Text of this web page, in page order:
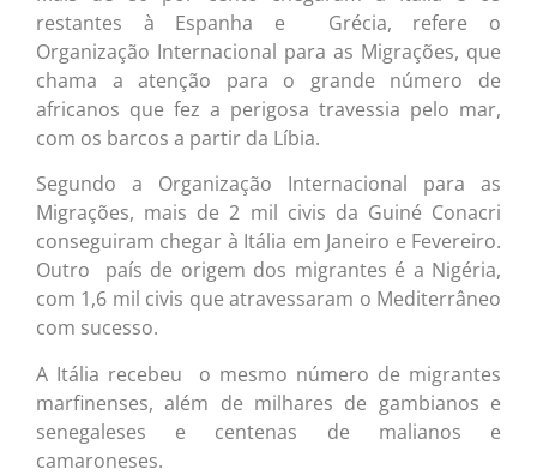
restantes à Espanha e Grécia, refere o
Organização Internacional para as Migrações, que
chama a atenção para o grande número de
africanos que fez a perigosa travessia pelo mar,
com os barcos a partir da Líbia.
Segundo a Organização Internacional para as
Migrações, mais de 2 mil civis da Guiné Conacri
conseguiram chegar à Itália em Janeiro e Fevereiro.
Outro país de origem dos migrantes é a Nigéria,
com 1,6 mil civis que atravessaram o Mediterrâneo
com sucesso.
A Itália recebeu o mesmo número de migrantes
marfinenses, além de milhares de gambianos e
senegaleses e centenas de malianos e
camaroneses.